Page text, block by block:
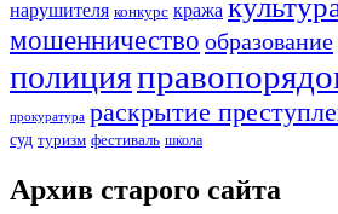
нарушителя конкурс кража
мошенничество образование
полиция
прокуратура раскрытие
суд туризм фестиваль школа
Архив старого сайта